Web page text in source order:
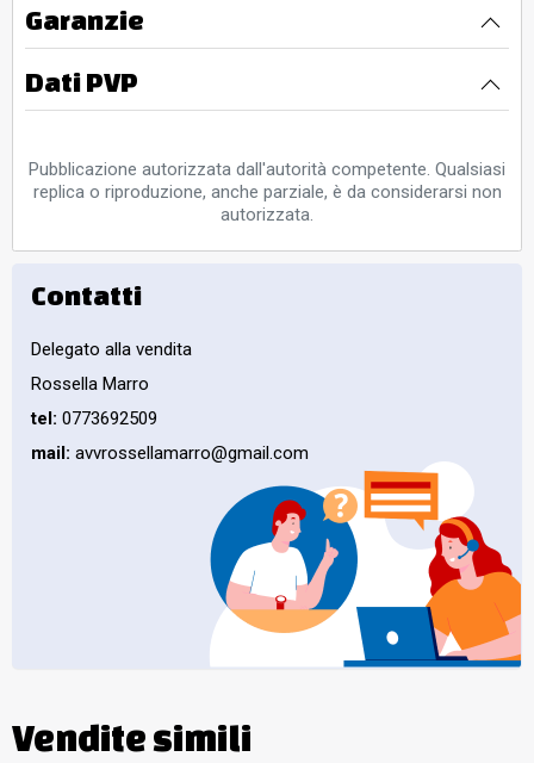
Garanzie
Dati PVP
Pubblicazione autorizzata dall'autorità competente. Qualsiasi
replica o riproduzione, anche parziale, è da considerarsi non
autorizzata.
Contatti
Delegato alla vendita
Rossella Marro
tel: 0773692509
mail: avvrossellamarro@gmail.com
Vendite simili